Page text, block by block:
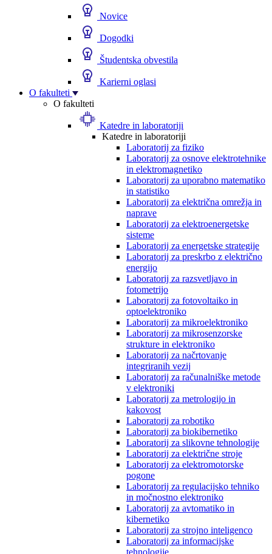
Novice
Dogodki
Študentska obvestila
Karierni oglasi
O fakulteti
O fakulteti
Katedre in laboratoriji
Katedre in laboratoriji
Laboratorij za fiziko
Laboratorij za osnove elektrotehnike
in elektromagnetiko
Laboratorij za uporabno matematiko
in statistiko
Laboratorij za električna omrežja in
naprave
Laboratorij za elektroenergetske
sisteme
Laboratorij za energetske strategije
Laboratorij za preskrbo z električno
energijo
Laboratorij za razsvetljavo in
fotometrijo
Laboratorij za fotovoltaiko in
optoelektroniko
Laboratorij za mikroelektroniko
Laboratorij za mikrosenzorske
strukture in elektroniko
Laboratorij za načrtovanje
integriranih vezij
Laboratorij za računalniške metode
v elektroniki
Laboratorij za metrologijo in
kakovost
Laboratorij za robotiko
Laboratorij za biokibernetiko
Laboratorij za slikovne tehnologije
Laboratorij za električne stroje
Laboratorij za elektromotorske
pogone
Laboratorij za regulacijsko tehniko
in močnostno elektroniko
Laboratorij za avtomatiko in
kibernetiko
Laboratorij za strojno inteligenco
Laboratorij za informacijske
tehnologije